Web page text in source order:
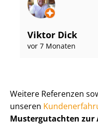
Viktor Dick
vor 7 Monaten
Weitere Referenzen
unseren
Mustergutachten zur